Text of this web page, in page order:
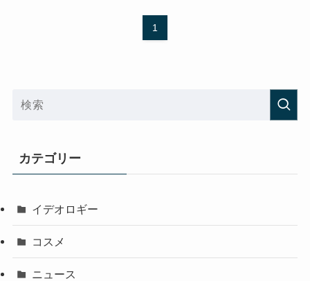
1
カテゴリー
イデオロギー
コスメ
ニュース